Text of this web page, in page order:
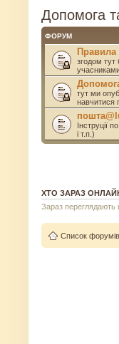
Допомога
ФОРУМ
Правила
згодом тут
тут ми
навчитися
Інструції
і т.п.)
ХТО ЗАРАЗ
Зараз переглядають
Список форумів